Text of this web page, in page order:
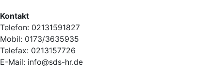
Kontakt
Telefon: 02131591827
Mobil: 0173/3635935
Telefax: 0213157726
E-Mail: info@sds-hr.de